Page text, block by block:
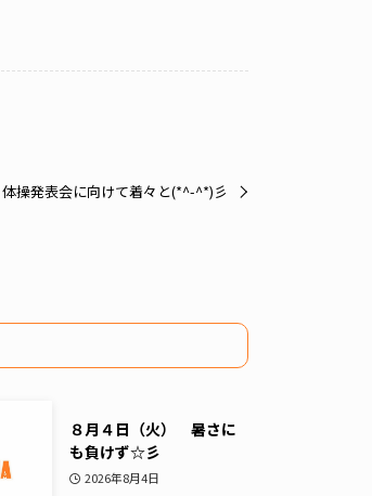
操発表会に向けて着々と(*^-^*)彡
８月４日（火） 暑さに
も負けず☆彡
2026年8月4日